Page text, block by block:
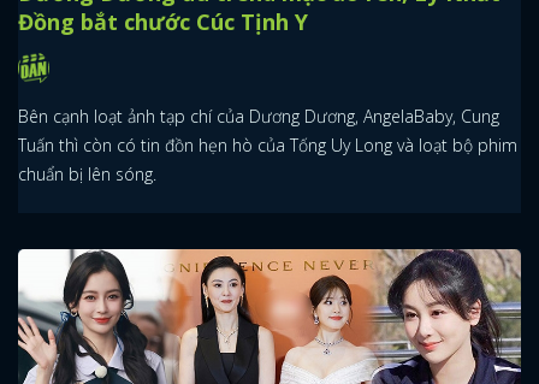
Đồng bắt chước Cúc Tịnh Y
Bên cạnh loạt ảnh tạp chí của Dương Dương, AngelaBaby, Cung
Tuấn thì còn có tin đồn hẹn hò của Tống Uy Long và loạt bộ phim
chuẩn bị lên sóng.